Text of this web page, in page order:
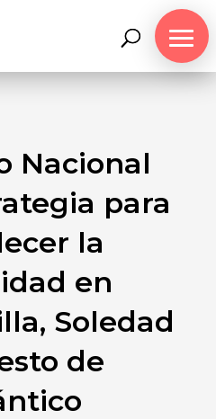
Nacional
para
la
en
Soledad
de